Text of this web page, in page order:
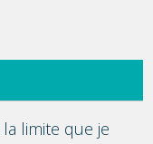
limite que je